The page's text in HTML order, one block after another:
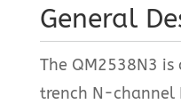
General
The QM2538N3
trench N-channel